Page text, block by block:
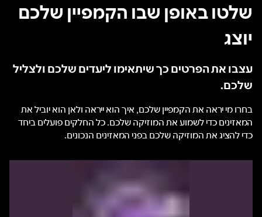
שלטו באופן שבו הקמפיין שלכם
יוצג
עצבו את הפרטים כך שיתאימו ליעדים שלכם ולצליל
שלכם.
בחרו מי יראה את הקמפיין שלכם, איך הוא ייראה ולאן הוא יוביל את
המאזינים כדי לשמוע את המוזיקה שלכם. כל החלקים פועלים ביחד
כדי להציג את המוזיקה שלכם בפני המאזינים הנכונים.